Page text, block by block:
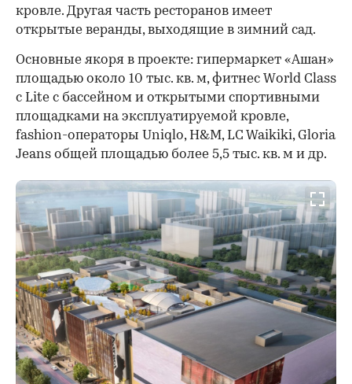
кровле. Другая часть ресторанов имеет
открытые веранды, выходящие в зимний сад.
Основные якоря в проекте: гипермаркет «Ашан»
площадью около 10 тыс. кв. м, фитнес World Class
с Lite c бассейном и открытыми спортивными
площадками на эксплуатируемой кровле,
fashion-операторы Uniqlo, H&M, LC Waikiki, Gloria
Jeans общей площадью более 5,5 тыс. кв. м и др.